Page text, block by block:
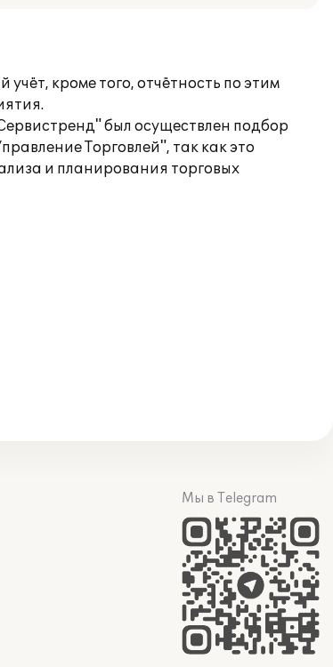
кроме того, отчётность по этим
был осуществлен подбор
Торговлей", так как это
и планирования торговых
Мы в Telegram